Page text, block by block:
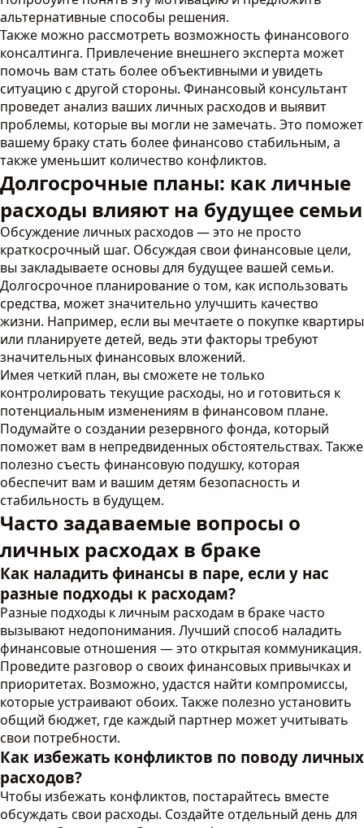
альтернативные способы решения.
Также можно рассмотреть возможность финансового
консалтинга. Привлечение внешнего эксперта может
помочь вам стать более объективными и увидеть
ситуацию с другой стороны. Финансовый консультант
проведет анализ ваших личных расходов и выявит
проблемы, которые вы могли не замечать. Это поможет
вашему браку стать более финансово стабильным, а
также уменьшит количество конфликтов.
Долгосрочные планы: как личные
расходы влияют на будущее семьи
Обсуждение личных расходов — это не просто
краткосрочный шаг. Обсуждая свои финансовые цели,
вы закладываете основы для будущее вашей семьи.
Долгосрочное планирование о том, как использовать
средства, может значительно улучшить качество
жизни. Например, если вы мечтаете о покупке квартиры
или планируете детей, ведь эти факторы требуют
значительных финансовых вложений.
Имея четкий план, вы сможете не только
контролировать текущие расходы, но и готовиться к
потенциальным изменениям в финансовом плане.
Подумайте о создании резервного фонда, который
поможет вам в непредвиденных обстоятельствах. Также
полезно съесть финансовую подушку, которая
обеспечит вам и вашим детям безопасность и
стабильность в будущем.
Часто задаваемые вопросы о
личных расходах в браке
Как наладить финансы в паре, если у нас
разные подходы к расходам?
Разные подходы к личным расходам в браке часто
вызывают недопонимания. Лучший способ наладить
финансовые отношения — это открытая коммуникация.
Проведите разговор о своих финансовых привычках и
приоритетах. Возможно, удастся найти компромиссы,
которые устраивают обоих. Также полезно установить
общий бюджет, где каждый партнер может учитывать
свои потребности.
Как избежать конфликтов по поводу личных
расходов?
Чтобы избежать конфликтов, постарайтесь вместе
обсуждать свои расходы. Создайте отдельный день для